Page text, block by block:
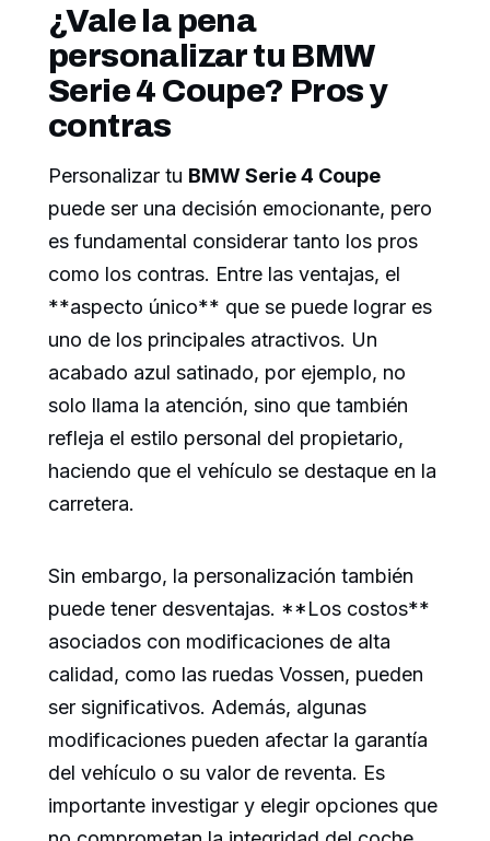
¿Vale la pena
personalizar tu BMW
Serie 4 Coupe? Pros y
contras
Personalizar tu BMW Serie 4 Coupe
puede ser una decisión emocionante, pero
es fundamental considerar tanto los pros
como los contras. Entre las ventajas, el
**aspecto único** que se puede lograr es
uno de los principales atractivos. Un
acabado azul satinado, por ejemplo, no
solo llama la atención, sino que también
refleja el estilo personal del propietario,
haciendo que el vehículo se destaque en la
carretera.
Sin embargo, la personalización también
puede tener desventajas. **Los costos**
asociados con modificaciones de alta
calidad, como las ruedas Vossen, pueden
ser significativos. Además, algunas
modificaciones pueden afectar la garantía
del vehículo o su valor de reventa. Es
importante investigar y elegir opciones que